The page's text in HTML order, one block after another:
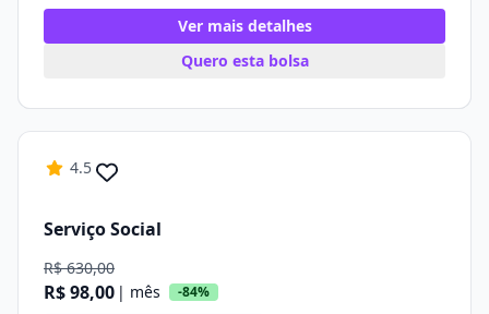
Ver mais detalhes
Quero esta bolsa
4.5
Serviço Social
R$ 630,00
R$ 98,00 | mês -84%